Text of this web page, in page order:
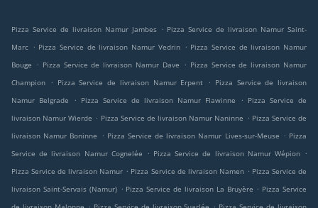
Pizza Service de livraison Namur Jambes . Pizza Service de livraison Namur Saint-
Marc . Pizza Service de livraison Namur Vedrin . Pizza Service de livraison Namur
Bouge
. Pizza Service de livraison Namur Dave . Pizza Service de livraison Namur
Champion
. Pizza Service de livraison Namur Erpent . Pizza Service de livraison
Namur Belgrade
. Pizza Service de livraison Namur Flawinne . Pizza Service de
livraison Namur Wierde . Pizza Service de livraison Namur Naninne . Pizza Service de
livraison Namur Boninne
. Pizza Service de livraison Namur Lives-sur-Meuse . Pizza
Service de livraison Namur Cognelée
. Pizza Service de livraison Namur Wépion .
Pizza Service de livraison Namur . Pizza Service de livraison Namen . Pizza Service de
livraison Saint-Servais (Namur) . Pizza Service de livraison La Bruyère . Pizza Service
. .